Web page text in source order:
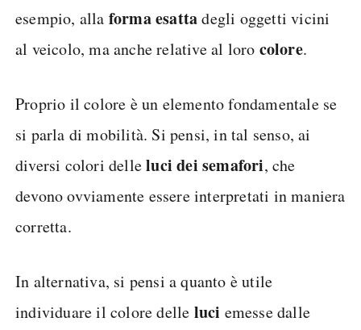
esempio, alla forma esattadegli oggetti vicini
al veicolo, ma anche relative al loro colore.
Proprio il colore è un elemento fondamentale se
si parla di mobilità. Si pensi, in tal senso, ai
diversi colori delleluci dei semafori, che
devono ovviamente essere interpretati in maniera
corretta.
In alternativa, si pensi a quanto è utile
individuare il colore delle luci emesse dalle